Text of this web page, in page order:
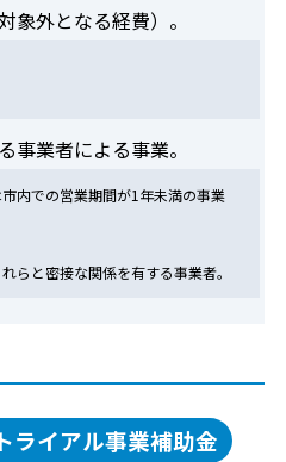
象外となる経費）。
事業者による事業。
内での営業期間が1年未満の事業
らと密接な関係を有する事業者。
イアル事業補助金